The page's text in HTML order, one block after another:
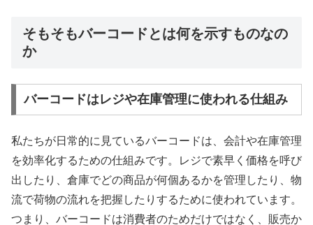
そもそもバーコードとは何を示すものなの
か
バーコードはレジや在庫管理に使われる仕組み
私たちが日常的に見ているバーコードは、会計や在庫管理
を効率化するための仕組みです。レジで素早く価格を呼び
出したり、倉庫でどの商品が何個あるかを管理したり、物
流で荷物の流れを把握したりするために使われています。
つまり、バーコードは消費者のためだけではなく、販売か